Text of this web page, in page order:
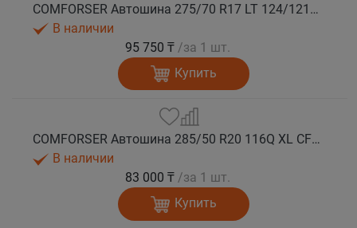
COMFORSER Автошина 275/70 R17 LT 124/121Q CF9000 R/T RWL 10PR лето
В наличии
95 750 ₸ /за 1 шт.
Купить
COMFORSER Автошина 285/50 R20 116Q XL CF9000 R/T RWL лето
В наличии
83 000 ₸ /за 1 шт.
Купить